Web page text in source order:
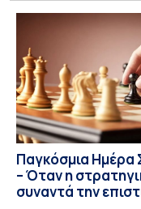
Αρπαγής (ΤΑ ΝΕΑ) Για
διπλωματική
αξιωματική
ενεργούν ως
Παγκόσμια Ημέρα
– Όταν η
συναντά την